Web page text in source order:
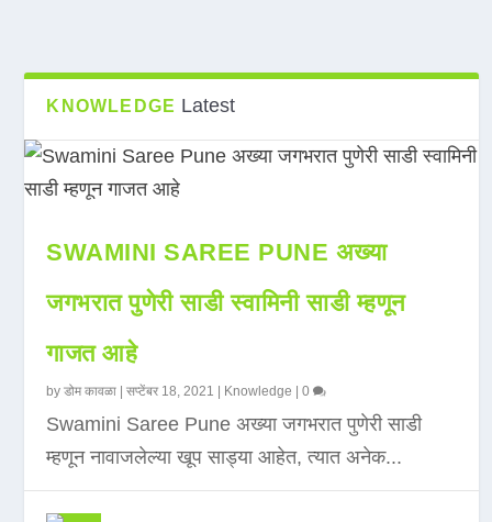
KNOWLEDGE Latest
SWAMINI SAREE PUNE अख्या
जगभरात पुणेरी साडी स्वामिनी साडी म्हणून
गाजत आहे
byडोम कावळा |सप्टेंबर 18, 2021 Knowledge |0
Swamini Saree Pune अख्या जगभरात पुणेरी साडी
म्हणून नावाजलेल्या खूप साड्या आहेत, त्यात अनेक...